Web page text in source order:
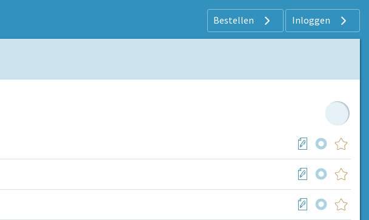
Bestellen Inloggen